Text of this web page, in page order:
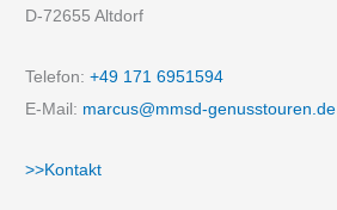
D-72655 Altdorf
Telefon:+49 171 6951594
E-Mail: marcus@mmsd-genusstouren.de
>>Kontakt